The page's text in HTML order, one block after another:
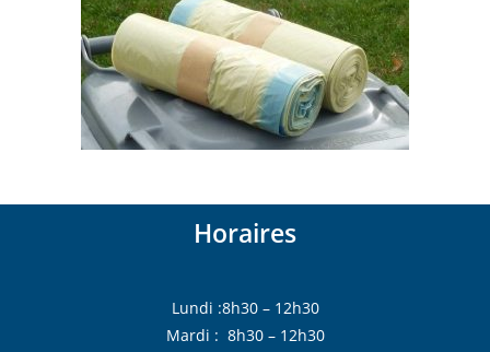
Horaires
Lundi :8h30 – 12h30
Mardi : 8h30 – 12h30